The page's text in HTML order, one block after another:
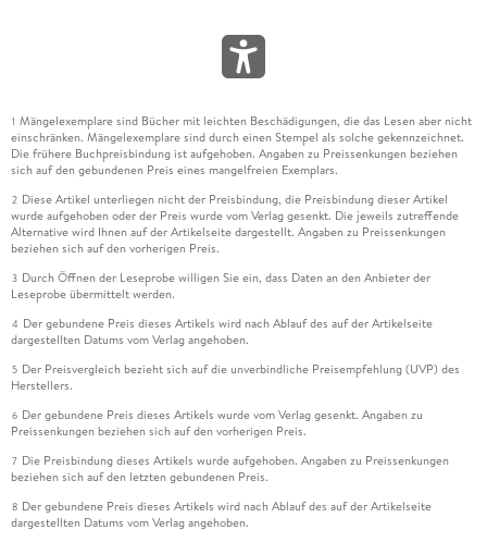
1 Mängelexemplare sind Bücher mit leichten Beschädigungen, die das Lesen aber nicht
einschränken. Mängelexemplare sind durch einen Stempel als solche gekennzeichnet.
Die frühere Buchpreisbindung ist aufgehoben. Angaben zu Preissenkungen beziehen
sich auf den gebundenen Preis eines mangelfreien Exemplars.
2 Diese Artikel unterliegen nicht der Preisbindung, die Preisbindung dieser Artikel
wurde aufgehoben oder der Preis wurde vom Verlag gesenkt. Die jeweils zutreffende
Alternative wird Ihnen auf der Artikelseite dargestellt. Angaben zu Preissenkungen
beziehen sich auf den vorherigen Preis.
3 Durch Öffnen der Leseprobe willigen Sie ein, dass Daten an den Anbieter der
Leseprobe übermittelt werden.
4 Der gebundene Preis dieses Artikels wird nach Ablauf des auf der Artikelseite
dargestellten Datums vom Verlag angehoben.
5 Der Preisvergleich bezieht sich auf die unverbindliche Preisempfehlung (UVP) des
Herstellers.
6 Der gebundene Preis dieses Artikels wurde vom Verlag gesenkt. Angaben zu
Preissenkungen beziehen sich auf den vorherigen Preis.
7 Die Preisbindung dieses Artikels wurde aufgehoben. Angaben zu Preissenkungen
beziehen sich auf den letzten gebundenen Preis.
8 Der gebundene Preis dieses Artikels wird nach Ablauf des auf der Artikelseite
dargestellten Datums vom Verlag angehoben.